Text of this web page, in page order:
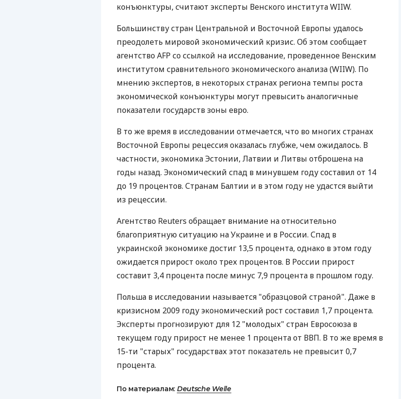
ПУТЕВОДИТЕЛИ ПО
БАНКОВСКИМ КАРТАМ
конъюнктуры, считают эксперты Венского института WIIW.
Большинству стран Центральной и Восточной Европы удалось
преодолеть мировой экономический кризис. Об этом сообщает
агентство AFP со ссылкой на исследование, проведенное Венским
институтом сравнительного экономического анализа (WIIW). По
мнению экспертов, в некоторых странах региона темпы роста
экономической конъюнктуры могут превысить аналогичные
показатели государств зоны евро.
В то же время в исследовании отмечается, что во многих странах
Восточной Европы рецессия оказалась глубже, чем ожидалось. В
частности, экономика Эстонии, Латвии и Литвы отброшена на
годы назад. Экономический спад в минувшем году составил от 14
до 19 процентов. Странам Балтии и в этом году не удастся выйти
из рецессии.
Агентство Reuters обращает внимание на относительно
благоприятную ситуацию на Украине и в России. Спад в
украинской экономике достиг 13,5 процента, однако в этом году
ожидается прирост около трех процентов. В России прирост
составит 3,4 процента после минус 7,9 процента в прошлом году.
Польша в исследовании называется "образцовой страной". Даже в
кризисном 2009 году экономический рост составил 1,7 процента.
Эксперты прогнозируют для 12 "молодых" стран Евросоюза в
текущем году прирост не менее 1 процента от ВВП. В то же время в
15-ти "старых" государствах этот показатель не превысит 0,7
процента.
По материалам: Deutsche Welle